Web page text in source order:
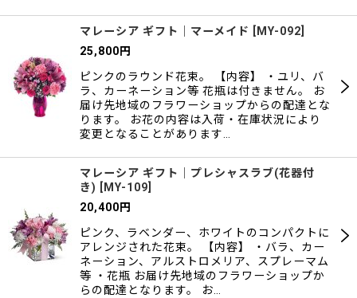
マレーシア ギフト｜マーメイド MY-092
25,800円
ピンクのラウンド花束。 【内容】 ・ユリ、バ
ラ、カーネーション等 花瓶は付きません。 お
届け先地域のフラワーショップからの配達とな
ります。 お花の内容は入荷・在庫状況により
変更となることがあります…
マレーシア ギフト｜プレシャスラブ(花器付
き)
MY-109
20,400円
ピンク、ラベンダー、ホワイトのコンパクトに
アレンジされた花束。 【内容】 ・バラ、カー
ネーション、アルストロメリア、スプレーマム
等 ・花瓶 お届け先地域のフラワーショップか
らの配達となります。 お…